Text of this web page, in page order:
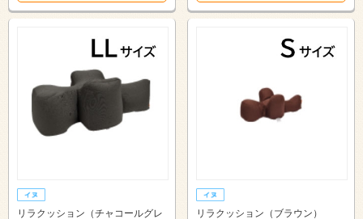
リラクッション（チャコールグレ
リラクッション（ブラウン）